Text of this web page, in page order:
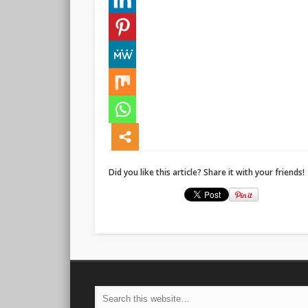
Did you like this article? Share it with your friends!